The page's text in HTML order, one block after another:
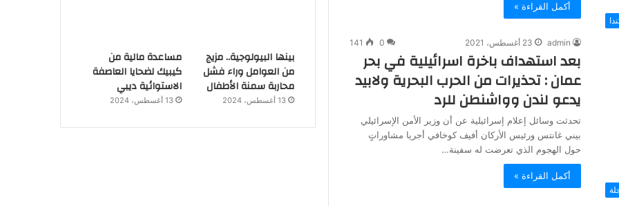
أكمل القراءة »
admin 23 أغسطس، 2021 0
141
بعد استهداف باخرة اسرائيلية في بحر
عمان : تحذيرات من الحرب البحرية ولابيد
يدعو لندن وواشنطن للرد
تحدثت وسائل إعلام إسرائيلية عن أن وزير الأمن الإسرائيلي
بيني غانتس ورئيس الأركان أفيف كوخافي أجريا مشاوراتٍ
حول الهجوم الذي تعرضت له سفينة…
أكمل القراءة »
بينها البيولوجية.. مزيج
من العوامل وراء فشل
محاربة سمنة الأطفال
13 أغسطس، 2024
مساعدة مالية من
كيبيك لضحايا العاصفة
الاستوائية ديبي
13 أغسطس، 2024